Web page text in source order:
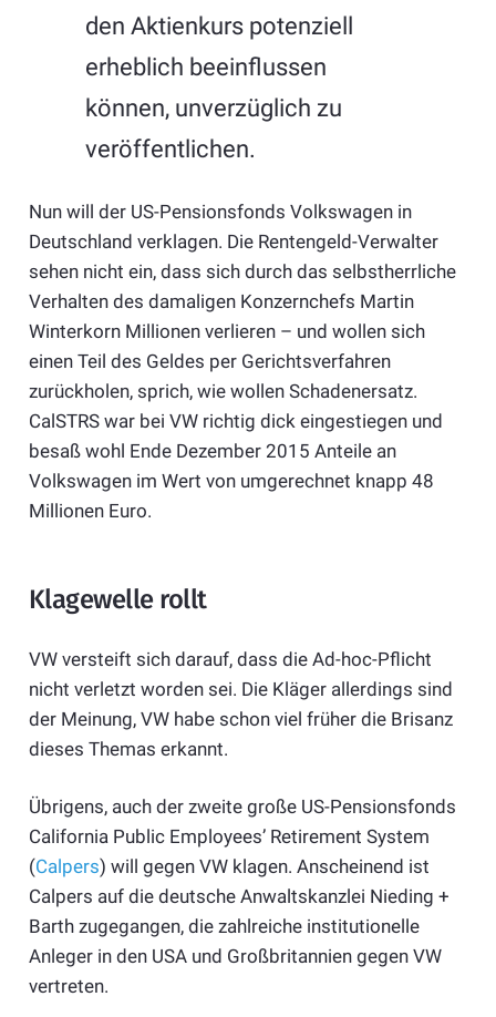
den Aktienkurs potenziell
erheblich beeinflussen
können, unverzüglich zu
veröffentlichen.
Nun will der US-Pensionsfonds Volkswagen in
Deutschland verklagen. Die Rentengeld-Verwalter
sehen nicht ein, dass sich durch das selbstherrliche
Verhalten des damaligen Konzernchefs Martin
Winterkorn Millionen verlieren – und wollen sich
einen Teil des Geldes per Gerichtsverfahren
zurückholen, sprich, wie wollen Schadenersatz.
CalSTRS war bei VW richtig dick eingestiegen und
besaß wohl Ende Dezember 2015 Anteile an
Volkswagen im Wert von umgerechnet knapp 48
Millionen Euro.
Klagewelle rollt
VW versteift sich darauf, dass die Ad-hoc-Pflicht
nicht verletzt worden sei. Die Kläger allerdings sind
der Meinung, VW habe schon viel früher die Brisanz
dieses Themas erkannt.
Übrigens, auch der zweite große US-Pensionsfonds
California Public Employees’ Retirement System
(Calpers) will gegen VW klagen. Anscheinend ist
Calpers auf die deutsche Anwaltskanzlei Nieding +
Barth zugegangen, die zahlreiche institutionelle
Anleger in den USA und Großbritannien gegen VW
vertreten.